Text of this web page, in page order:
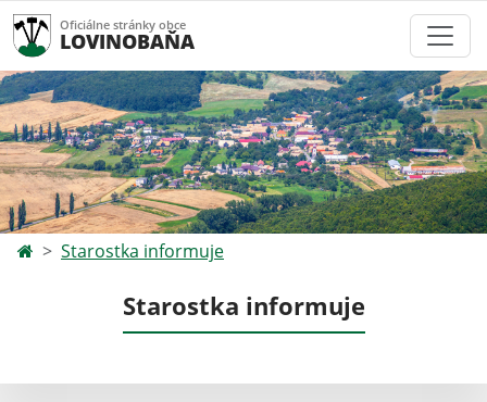
Oficiálne stránky obce
LOVINOBAŇA
Starostka informuje
Starostka informuje